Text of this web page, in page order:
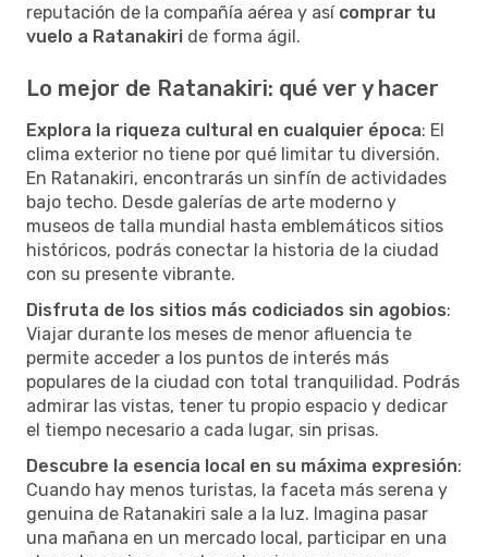
reputación de la compañía aérea y así comprar tu
vuelo a Ratanakiri de forma ágil.
Lo mejor de Ratanakiri: qué ver y hacer
Explora la riqueza cultural en cualquier época: El
clima exterior no tiene por qué limitar tu diversión.
En Ratanakiri, encontrarás un sinfín de actividades
bajo techo. Desde galerías de arte moderno y
museos de talla mundial hasta emblemáticos sitios
históricos, podrás conectar la historia de la ciudad
con su presente vibrante.
Disfruta de los sitios más codiciados sin agobios:
Viajar durante los meses de menor afluencia te
permite acceder a los puntos de interés más
populares de la ciudad con total tranquilidad. Podrás
admirar las vistas, tener tu propio espacio y dedicar
el tiempo necesario a cada lugar, sin prisas.
Descubre la esencia local en su máxima expresión:
Cuando hay menos turistas, la faceta más serena y
genuina de Ratanakiri sale a la luz. Imagina pasar
una mañana en un mercado local, participar en una